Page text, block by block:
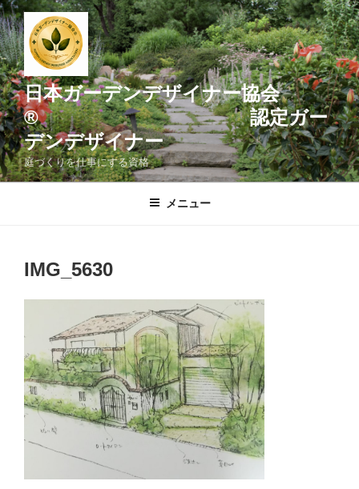
コ
ン
テ
ン
ツ
へ
ス
キ
ッ
プ
日本ガーデンデザイナー協会
® 認定ガー
デンデザイナー
庭づくりを仕事にする資格
メニュー
IMG_5630